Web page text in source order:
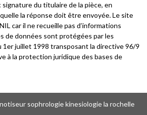
du titulaire de la pièce, en
la réponse doit être envoyée. Le site
car il ne recueille pas d’informations
de données sont protégées par les
1er juillet 1998 transposant la directive 96/9
à la protection juridique des bases de